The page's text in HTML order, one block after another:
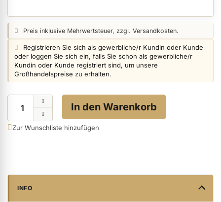
Hygiene anzeigen
Skintrix anzeigen
Hand- & Körperpflege anzeigen
Füße & Zehenringe anzeigen
Preisangabe:
Preis inklusive Mehrwertsteuer, zzgl. Versandkosten.
Login info:
Registrieren Sie sich als gewerbliche/r Kundin oder Kunde
oder loggen Sie sich ein, falls Sie schon als gewerbliche/r
Kundin oder Kunde registriert sind, um unsere
Großhandelspreise zu erhalten.
In den Warenkorb
Zur Wunschliste hinzufügen
INFO